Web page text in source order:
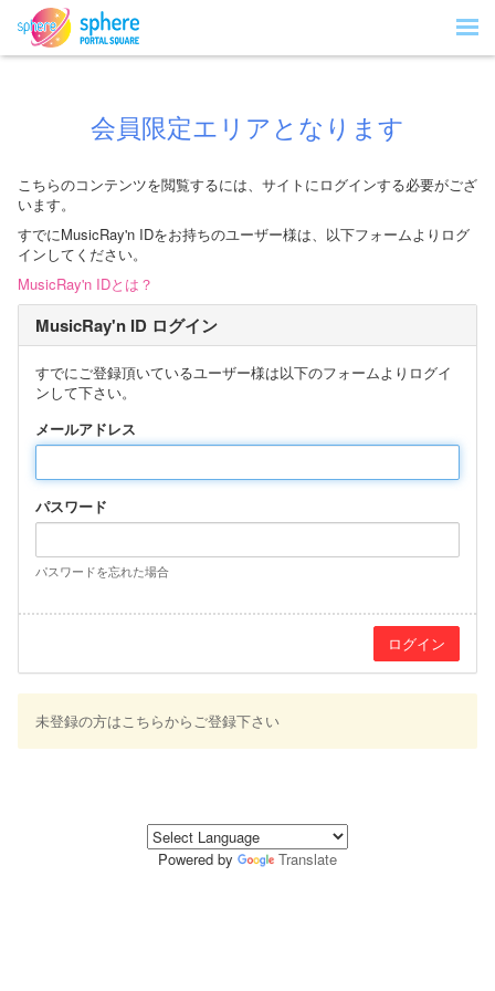
会員限定エリアとなります
こちらのコンテンツを閲覧するには、サイトにログインする必要がござ
います。
すでにMusicRay'n IDをお持ちのユーザー様は、以下フォームよりログ
インしてください。
MusicRay'n IDとは？
MusicRay'n ID ログイン
すでにご登録頂いているユーザー様は以下のフォームよりログイ
ンして下さい。
メールアドレス
パスワード
パスワードを忘れた場合
未登録の方はこちらからご登録下さい
Powered by Translate